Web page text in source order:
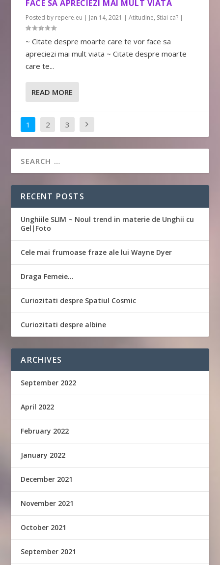
FACE SA APRECIEZI MAI MULT VIATA
Posted by repere.eu | Jan 14, 2021 |Atitudine, Stiai ca? |
~ Citate despre moarte care te vor face sa
apreciezi mai mult viata ~ Citate despre moarte
care te...
READ MORE
1 2 3
RECENT POSTS
Unghiile SLIM ~ Noul trend in materie de Unghii cu
Gel|Foto
Cele mai frumoase fraze ale lui Wayne Dyer
Draga Femeie…
Curiozitati despre Spatiul Cosmic
Curiozitati despre albine
ARCHIVES
September 2022
April 2022
February 2022
January 2022
December 2021
November 2021
October 2021
September 2021